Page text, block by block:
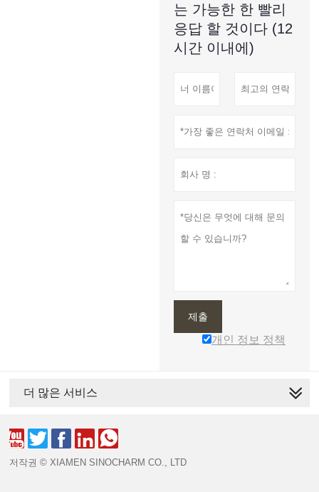
는 가능한 한 빨리
응답 할 것이다 (12
시간 이내에)
제출
개인 정보 정책
더 많은 서비스
    
저작권 © XIAMEN SINOCHARM CO., LTD